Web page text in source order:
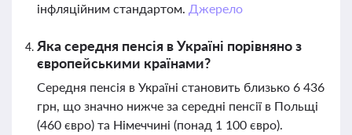
інфляційним стандартом. Джерело
Яка середня пенсія в Україні порівняно з
європейськими країнами?
Середня пенсія в Україні становить близько 6 436
грн, що значно нижче за середні пенсії в Польщі
(460 євро) та Німеччині (понад 1 100 євро).